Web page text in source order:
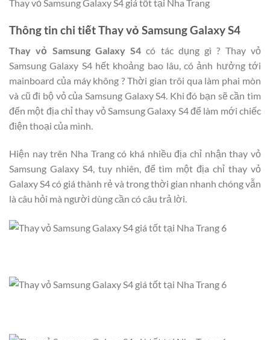
Thay vỏ Samsung Galaxy S4 giá tốt tại Nha Trang
Thông tin chi tiết Thay vỏ Samsung Galaxy S4
Thay vỏ Samsung Galaxy S4 có tác dụng gì ? Thay vỏ
Samsung Galaxy S4 hết khoảng bao lâu, có ảnh hưởng tới
mainboard của máy không ? Thời gian trôi qua làm phai mòn
và cũ đi bộ vỏ của Samsung Galaxy S4. Khi đó bạn sẽ cần tìm
đến một địa chỉ thay vỏ Samsung Galaxy S4 để làm mới chiếc
điện thoại của mình.
Hiện nay trên Nha Trang có khá nhiều địa chỉ nhận thay vỏ
Samsung Galaxy S4, tuy nhiên, để tìm một địa chỉ thay vỏ
Galaxy S4 có giá thành rẻ và trong thời gian nhanh chóng vẫn
là câu hỏi mà người dùng cần có câu trả lời.